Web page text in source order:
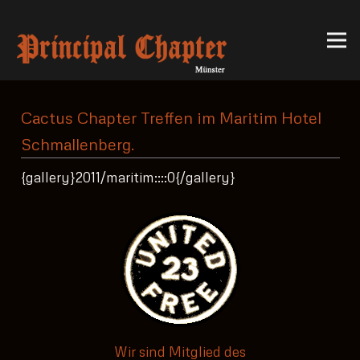
Cactus Chapter Treffen im Maritim Hotel
Schmallenberg.
{gallery}2011/maritim::::0{/gallery}
Wir sind Mitglied des